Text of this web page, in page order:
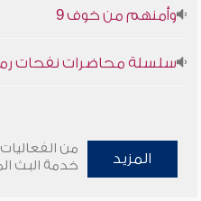
وأمنهم من خوف 9
سلسلة محاضرات نفحات
المزيد
من
خدمة البث